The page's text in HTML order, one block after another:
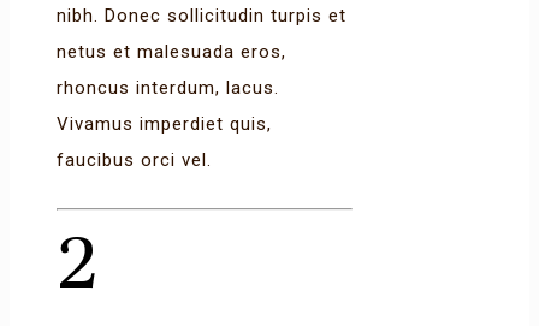
nibh. Donec sollicitudin turpis et
netus et malesuada eros,
rhoncus interdum, lacus.
Vivamus imperdiet quis,
faucibus orci vel.
2